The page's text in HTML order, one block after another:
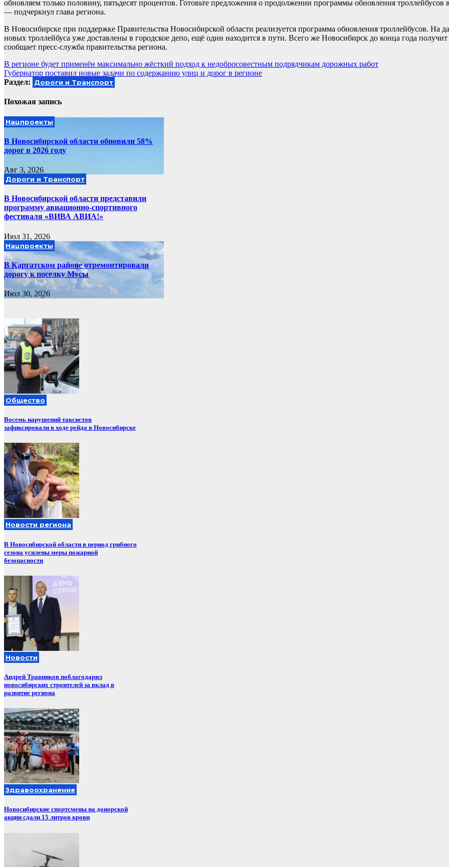
обновляем только половину, пятьдесят процентов. Готовьте предложения о продолжении программы обновления троллейбусов
— подчеркнул глава региона.
В Новосибирске при поддержке Правительства Новосибирской области реализуется программа обновления троллейбусов. На
новых троллейбуса уже доставлены в городское депо, ещё один находится в пути. Всего же Новосибирск до конца года
сообщает пресс-служба правительства региона.
Навигация
по
В регионе будет применён максимально жёсткий подход к недобросовестным подрядчикам дорожных работ
Губернатор поставил новые задачи по содержанию улиц и дорог в регионе
Раздел: Дороги и Транспорт
Похожая запись
Нацпроекты
В Новосибирской области обновили 58%
дорог в 2026 году
Авг 3, 2026
Дороги и Транспорт
В Новосибирской области представили
программу авиационно-спортивного
фестиваля «ВИВА АВИА!»
Июл 31, 2026
Нацпроекты
В Каргатском районе отремонтировали
дорогу к поселку Мусы
Июл 30, 2026
Общество
Восемь нарушений таксистов
зафиксировали в ходе рейда в Новосибирске
Новости региона
В Новосибирской области в период грибного
сезона усилены меры пожарной
безопасности
Новости
Андрей Травников поблагодарил
новосибирских строителей за вклад в
развитие региона
Здравоохранение
Новосибирские спортсмены на донорской
акции сдали 15 литров крови